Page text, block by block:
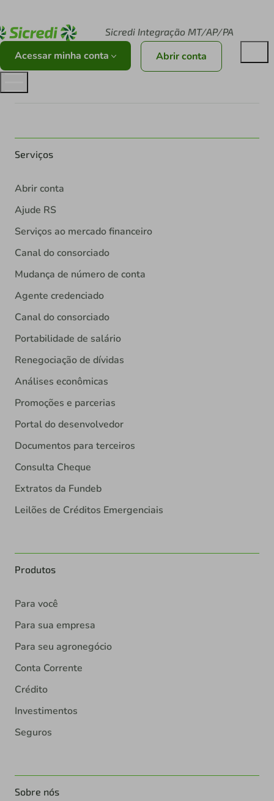
Sicredi Integração MT/AP/PA
Acessar minha conta Abrir conta
Serviços
Abrir conta
Ajude RS
Serviços ao mercado financeiro
Canal do consorciado
Mudança de número de conta
Agente credenciado
Canal do consorciado
Portabilidade de salário
Renegociação de dívidas
Análises econômicas
Promoções e parcerias
Portal do desenvolvedor
Documentos para terceiros
Consulta Cheque
Extratos da Fundeb
Leilões de Créditos Emergenciais
Produtos
Para você
Para sua empresa
Para seu agronegócio
Conta Corrente
Crédito
Investimentos
Seguros
Sobre nós